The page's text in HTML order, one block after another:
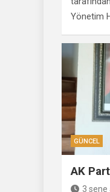
Yönetim
GÜNCEL
AK
3 sene